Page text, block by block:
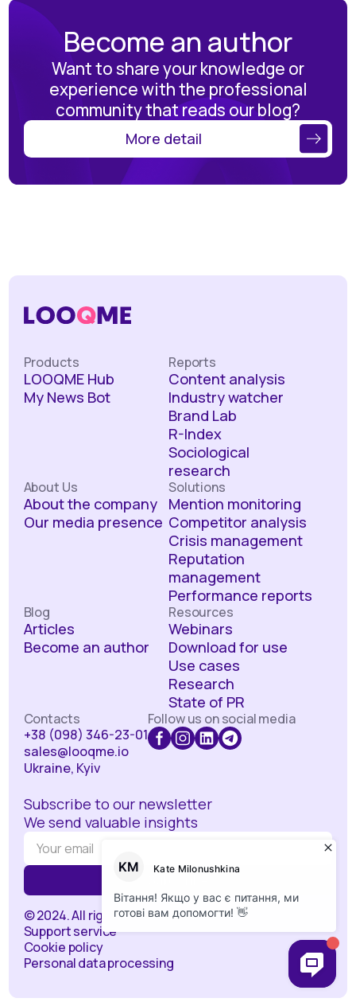
Become an author
Want to share your knowledge or
experience with the professional
community that reads our blog?
More detail
Products
LOOQME Hub
My News Bot
Reports
Content analysis
Industry watcher
Brand Lab
R-Index
Sociological
research
Solutions
Mention monitoring
Competitor analysis
Crisis management
Reputation
management
Performance reports
About Us
About the company
Our media presence
Resources
Webinars
Download for use
Use cases
Research
State of PR
Blog
Articles
Become an author
Contacts
+38 (098) 346-23-01
sales@looqme.io
Ukraine, Kyiv
Follow us on social media
Subscribe to our newsletter
We send valuable insights
© 2024. All rights reserved.
Support service
Cookie policy
Personal data processing